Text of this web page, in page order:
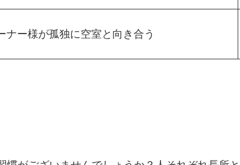
ナー様が孤独に空室と向き合う